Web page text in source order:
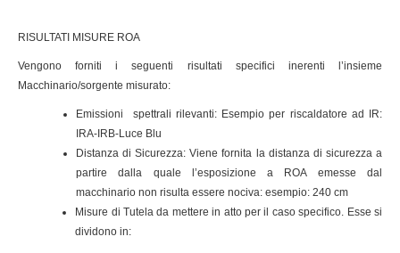
RISULTATI MISURE ROA
Vengono forniti i seguenti risultati specifici inerenti l’insieme
Macchinario/sorgente misurato:
Emissioni spettrali rilevanti: Esempio per riscaldatore ad IR:
IRA-IRB-Luce Blu
Distanza di Sicurezza: Viene fornita la distanza di sicurezza a
partire dalla quale l’esposizione a ROA emesse dal
macchinario non risulta essere nociva: esempio: 240 cm
Misure di Tutela da mettere in atto per il caso specifico. Esse si
dividono in: